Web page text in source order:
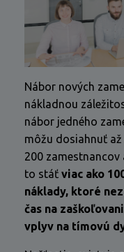
Nábor nových
nákladnou
nábor jedného
môžu dosiahnuť
200 zamestnancov
to stáť viac ako
náklady, ktoré
čas na
vplyv na tímovú